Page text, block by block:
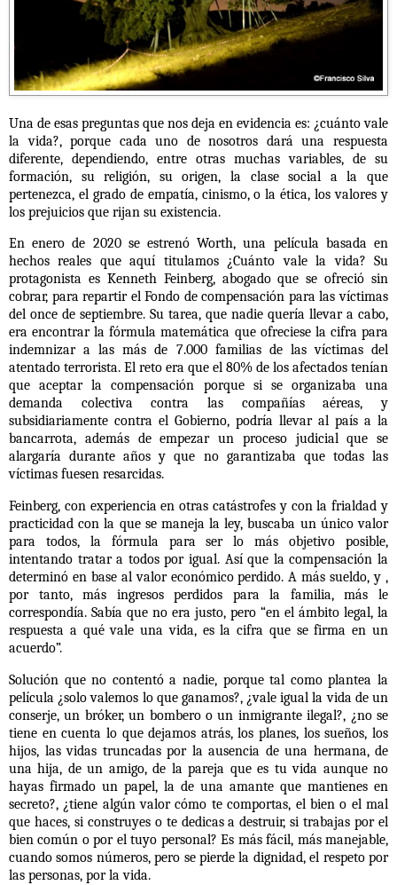
Una de esas preguntas que nos deja en evidencia es: ¿cuánto vale
la vida?, porque cada uno de nosotros dará una respuesta
diferente, dependiendo, entre otras muchas variables, de su
formación, su religión, su origen, la clase social a la que
pertenezca, el grado de empatía, cinismo, o la ética, los valores y
los prejuicios que rijan su existencia.
En enero de 2020 se estrenó Worth, una película basada en
hechos reales que aquí titulamos ¿Cuánto vale la vida? Su
protagonista es Kenneth Feinberg, abogado que se ofreció sin
cobrar, para repartir el Fondo de compensación para las víctimas
del once de septiembre. Su tarea, que nadie quería llevar a cabo,
era encontrar la fórmula matemática que ofreciese la cifra para
indemnizar a las más de 7.000 familias de las víctimas del
atentado terrorista. El reto era que el 80% de los afectados tenían
que aceptar la compensación porque si se organizaba una
demanda colectiva contra las compañías aéreas, y
subsidiariamente contra el Gobierno, podría llevar al país a la
bancarrota, además de empezar un proceso judicial que se
alargaría durante años y que no garantizaba que todas las
víctimas fuesen resarcidas.
Feinberg, con experiencia en otras catástrofes y con la frialdad y
practicidad con la que se maneja la ley, buscaba un único valor
para todos, la fórmula para ser lo más objetivo posible,
intentando tratar a todos por igual. Así que la compensación la
determinó en base al valor económico perdido. A más sueldo, y ,
por tanto, más ingresos perdidos para la familia, más le
correspondía. Sabía que no era justo, pero “en el ámbito legal, la
respuesta a qué vale una vida, es la cifra que se firma en un
acuerdo”.
Solución que no contentó a nadie, porque tal como plantea la
película ¿solo valemos lo que ganamos?, ¿vale igual la vida de un
conserje, un bróker, un bombero o un inmigrante ilegal?, ¿no se
tiene en cuenta lo que dejamos atrás, los planes, los sueños, los
hijos, las vidas truncadas por la ausencia de una hermana, de
una hija, de un amigo, de la pareja que es tu vida aunque no
hayas firmado un papel, la de una amante que mantienes en
secreto?, ¿tiene algún valor cómo te comportas, el bien o el mal
que haces, si construyes o te dedicas a destruir, si trabajas por el
bien común o por el tuyo personal? Es más fácil, más manejable,
cuando somos números, pero se pierde la dignidad, el respeto por
las personas, por la vida.